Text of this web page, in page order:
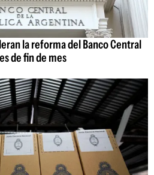
la reforma del Banco Central
de fin de mes